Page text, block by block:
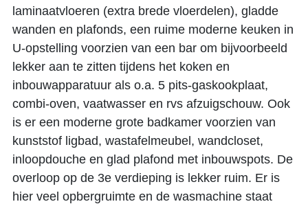
laminaatvloeren (extra brede vloerdelen), gladde
wanden en plafonds, een ruime moderne keuken in
U-opstelling voorzien van een bar om bijvoorbeeld
lekker aan te zitten tijdens het koken en
inbouwapparatuur als o.a. 5 pits-gaskookplaat,
combi-oven, vaatwasser en rvs afzuigschouw. Ook
is er een moderne grote badkamer voorzien van
kunststof ligbad, wastafelmeubel, wandcloset,
inloopdouche en glad plafond met inbouwspots. De
overloop op de 3e verdieping is lekker ruim. Er is
hier veel opbergruimte en de wasmachine staat